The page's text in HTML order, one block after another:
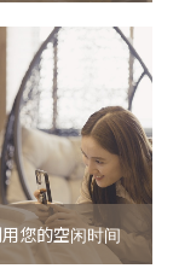
您的空闲时间